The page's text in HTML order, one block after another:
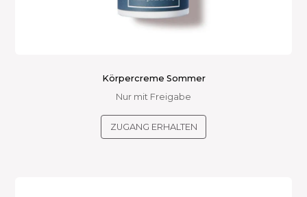
Körpercreme Sommer
Nur mit Freigabe
ZUGANG ERHALTEN